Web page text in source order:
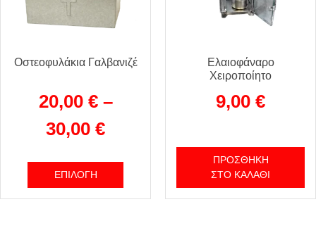
Οστεοφυλάκια Γαλβανιζέ
20,00 € –
30,00 €
ΕΠΙΛΟΓΉ
Ελαιοφάναρο
Χειροποίητο
9,00 €
ΠΡΟΣΘΉΚΗ
ΣΤΟ ΚΑΛΆΘΙ